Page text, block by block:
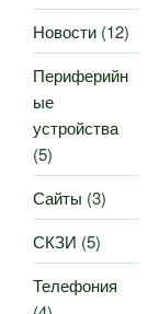
Новости (12)
Периферийн
ые
устройства
(5)
Сайты (3)
СКЗИ (5)
Телефония